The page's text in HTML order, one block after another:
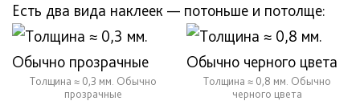
Есть два вида наклеек — потоньше и потолще:
Толщина ≈ 0,3 мм. Обычно
прозрачные
Толщина ≈ 0,8 мм. Обычно
черного цвета